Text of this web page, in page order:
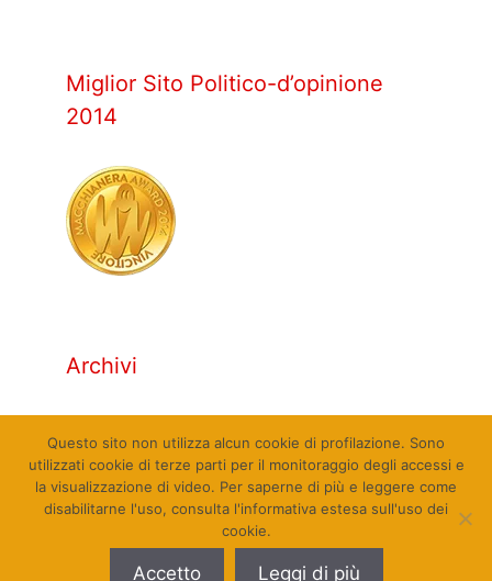
Miglior Sito Politico-d’opinione
2014
Archivi
© Qualcosa di Sinistra 2010 - 2026. Tutti i diritti
Questo sito non utilizza alcun cookie di profilazione. Sono
utilizzati cookie di terze parti per il monitoraggio degli accessi e
la visualizzazione di video. Per saperne di più e leggere come
disabilitarne l'uso, consulta l'informativa estesa sull'uso dei
cookie.
Accetto Leggi di più